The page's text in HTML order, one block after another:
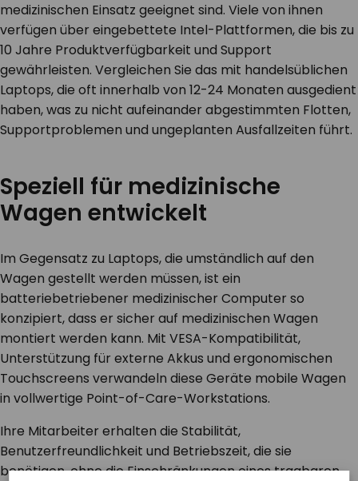
medizinischen Einsatz geeignet sind. Viele von ihnen
verfügen über eingebettete Intel-Plattformen, die bis zu
10 Jahre Produktverfügbarkeit und Support
gewährleisten. Vergleichen Sie das mit handelsüblichen
Laptops, die oft innerhalb von 12-24 Monaten ausgedient
haben, was zu nicht aufeinander abgestimmten Flotten,
Supportproblemen und ungeplanten Ausfallzeiten führt.
Speziell für medizinische
Wagen entwickelt
Im Gegensatz zu Laptops, die umständlich auf den
Wagen gestellt werden müssen, ist ein
batteriebetriebener medizinischer Computer so
konzipiert, dass er sicher auf medizinischen Wagen
montiert werden kann. Mit VESA-Kompatibilität,
Unterstützung für externe Akkus und ergonomischen
Touchscreens verwandeln diese Geräte mobile Wagen
in vollwertige Point-of-Care-Workstations.
Ihre Mitarbeiter erhalten die Stabilität,
Benutzerfreundlichkeit und Betriebszeit, die sie
benötigen, ohne die Einschränkungen eines tragbaren